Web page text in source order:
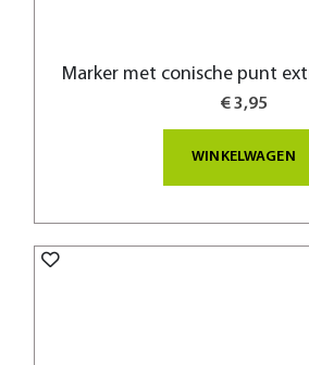
Marker met conische punt
€ 3,95
WINKELWAGEN